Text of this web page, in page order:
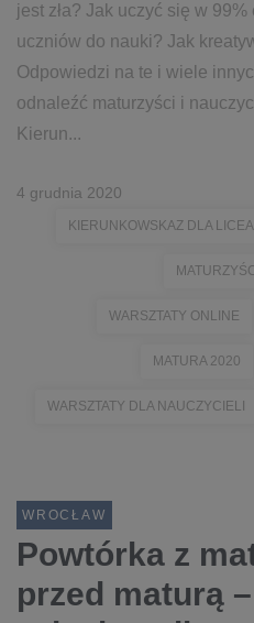
jest zła? Jak uczyć się w
uczniów do nauki? Jak
Odpowiedzi na te i wiele
odnaleźć maturzyści i
Kierun...
4 grudnia 2020
KIERUNKOWSKAZ DLA
WARSZTATY ONLINE
MATURA 2020
WARSZTATY DLA NAUCZYCIELI
WROCŁAW
Powtórka z
przed maturą